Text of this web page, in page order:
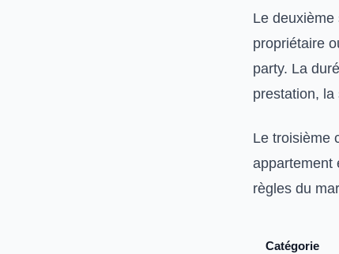
Le
propriétaire
party. La
prestation, la
Le troisième
appartement
règles du
Catégorie